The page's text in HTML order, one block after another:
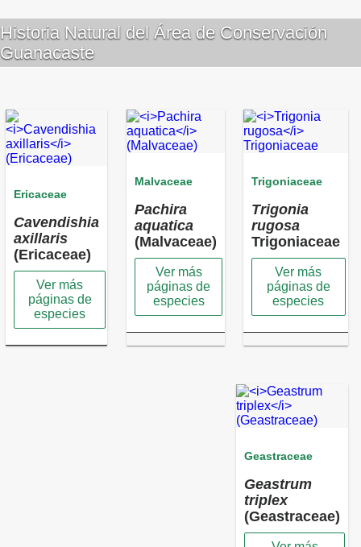
Historia Natural del Área de Conservación
Guanacaste
Ericaceae
Cavendishia
axillaris
(Ericaceae)
Ver más
páginas de
especies
Malvaceae
Pachira
aquatica
(Malvaceae)
Ver más
páginas de
especies
Trigoniaceae
Trigonia
rugosa
Trigoniaceae
Ver más
páginas de
especies
Geastraceae
Geastrum
triplex
(Geastraceae)